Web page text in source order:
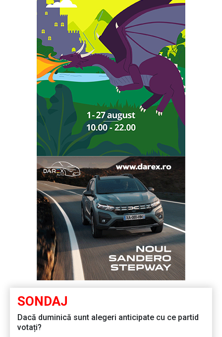
SONDAJ
Dacă duminică sunt alegeri anticipate cu ce partid
votați?